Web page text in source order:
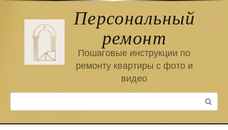
Персональный
ремонт
Пошаговые инструкции по
ремонту квартиры с фото и
видео
Поиск: